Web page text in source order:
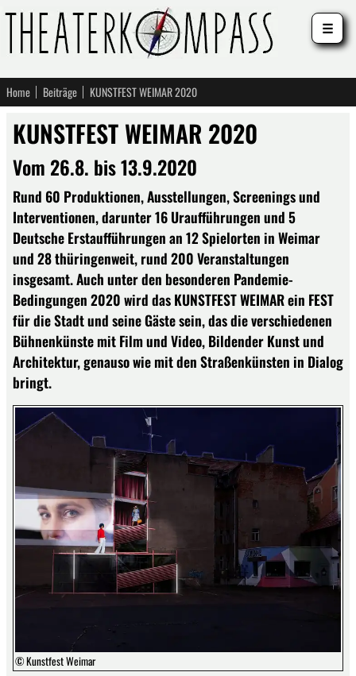
Home Beiträge KUNSTFEST WEIMAR 2020
KUNSTFEST WEIMAR 2020
Vom 26.8. bis 13.9.2020
Rund 60 Produktionen, Ausstellungen, Screenings und
Interventionen, darunter 16 Uraufführungen und 5
Deutsche Erstaufführungen an 12 Spielorten in Weimar
und 28 thüringenweit, rund 200 Veranstaltungen
insgesamt. Auch unter den besonderen Pandemie-
Bedingungen 2020 wird das KUNSTFEST WEIMAR ein FEST
für die Stadt und seine Gäste sein, das die verschiedenen
Bühnenkünste mit Film und Video, Bildender Kunst und
Architektur, genauso wie mit den Straßenkünsten in Dialog
bringt.
© Kunstfest Weimar
☰